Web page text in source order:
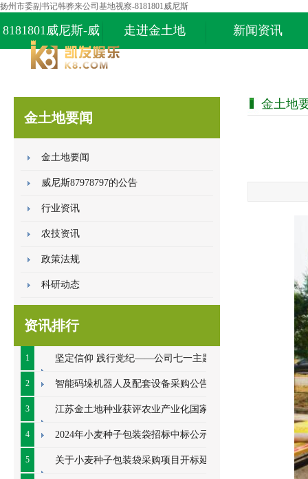
扬州市委副书记韩骅来公司基地视察-8181801威尼斯
8181801威尼斯-威
尼斯87978797
走进金土地 新闻资讯
金土地要闻
金土地要闻
威尼斯87978797的公告
行业资讯
农技资讯
政策法规
科研动态
资讯排行
1 坚定信仰 践行党纪——公司七一主题党
日系列活动顺利开展
2 智能码垛机器人及配套设备采购公告
3 江苏金土地种业获评农业产业化国家重
点龙头企业
4 2024年小麦种子包装袋招标中标公示
5 关于小麦种子包装袋采购项目开标延期
金土地